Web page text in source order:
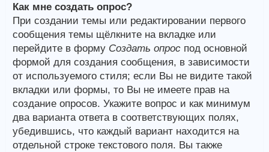
Как мне создать опрос?
При создании темы или редактировании первого
сообщения темы щёлкните на вкладке или
перейдите в форму Создать опрос под основной
формой для создания сообщения, в зависимости
от используемого стиля; если Вы не видите такой
вкладки или формы, то Вы не имеете прав на
создание опросов. Укажите вопрос и как минимум
два варианта ответа в соответствующих полях,
убедившись, что каждый вариант находится на
отдельной строке текстового поля. Вы также